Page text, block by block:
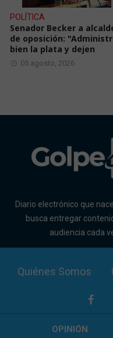
POLÍTICA
Senador Becker a
de oposición:
bien la plata y dejen
05 agosto, 2026
Diario electrónico que
busca entregar
audiencia cada
Quiénes Somos
OPINIÓN